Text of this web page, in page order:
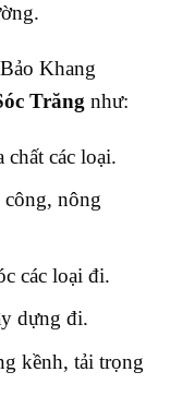
Khang
Trăng như:
các loại.
công, nông
các loại đi.
dựng đi.
kềnh, tải trọng